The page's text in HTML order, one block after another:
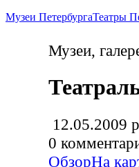
Музеи ПетербургаТеатры
Музеи,
12.05.2009
0
ОбзорНа